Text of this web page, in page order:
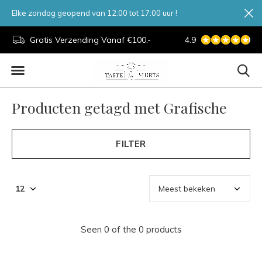
Gratis Verzending Vanaf €100,- 7 Dagen Per
4.9
Elke zondag geopend van 12:00 tot 17:00 uur !
Producten getagd met Grafische
FILTER
Seen 0 of the 0 products